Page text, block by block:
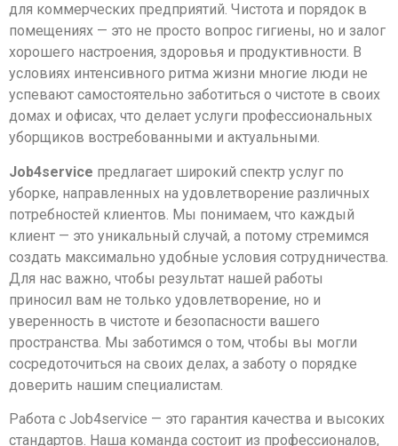
для коммерческих предприятий. Чистота и порядок в
помещениях — это не просто вопрос гигиены, но и залог
хорошего настроения, здоровья и продуктивности. В
условиях интенсивного ритма жизни многие люди не
успевают самостоятельно заботиться о чистоте в своих
домах и офисах, что делает услуги профессиональных
уборщиков востребованными и актуальными.
Job4service предлагает широкий спектр услуг по
уборке, направленных на удовлетворение различных
потребностей клиентов. Мы понимаем, что каждый
клиент — это уникальный случай, а потому стремимся
создать максимально удобные условия сотрудничества.
Для нас важно, чтобы результат нашей работы
приносил вам не только удовлетворение, но и
уверенность в чистоте и безопасности вашего
пространства. Мы заботимся о том, чтобы вы могли
сосредоточиться на своих делах, а заботу о порядке
доверить нашим специалистам.
Работа с Job4service — это гарантия качества и высоких
стандартов. Наша команда состоит из профессионалов,